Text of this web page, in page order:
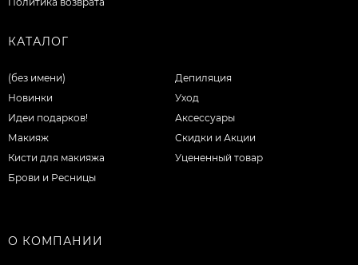
КАТАЛОГ
(без имени)
Новинки
Идеи подарков!
Макияж
Кисти для макияжа
Брови и Ресницы
Депиляция
Уход
Аксессуары
Скидки и Акции
Уцененный товар
О КОМПАНИИ